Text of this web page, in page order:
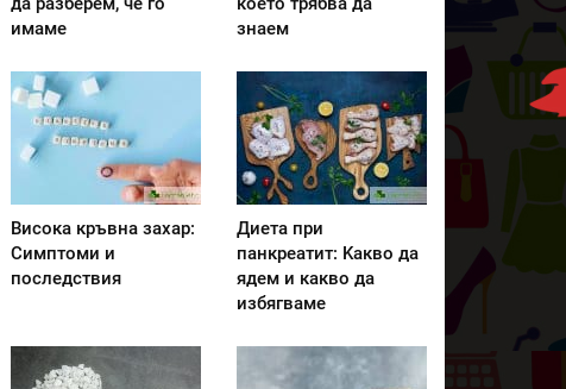
имаме
знаем
Висока кръвна захар:
Симптоми и
последствия
Диета при
панкреатит: Kакво да
ядем и какво да
избягваме